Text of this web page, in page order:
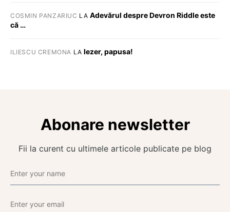
COSMIN PANZARIUC LA Adevărul despre Devron Riddle este
că …
ILIESCU CREMONA LAIezer, papusa!
Abonare newsletter
Fii la curent cu ultimele articole publicate pe blog